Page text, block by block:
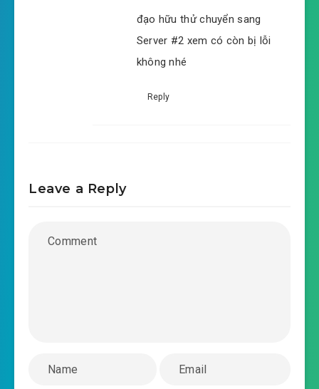
#53: Chương 49 công viên giải trí ( xong )
#54: Chương 50 phỏng vấn
#60: Chương 56 quái vật trại chăn nuôi
#64: Chương 60 quái vật trại chăn nuôi
đạo hữu thử chuyển sang
Server #2 xem có còn bị lỗi
không nhé
Reply
Leave a Reply